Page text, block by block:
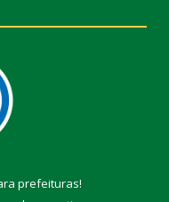
prefeituras!